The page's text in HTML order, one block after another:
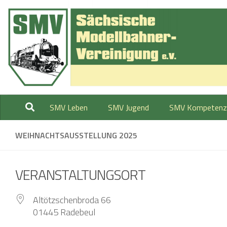
Zum Inhalt springen
SMV Leben SMV Jugend SMV Kompetenz
WEIHNACHTSAUSSTELLUNG 2025
VERANSTALTUNGSORT
Altötzschenbroda 66
01445 Radebeul